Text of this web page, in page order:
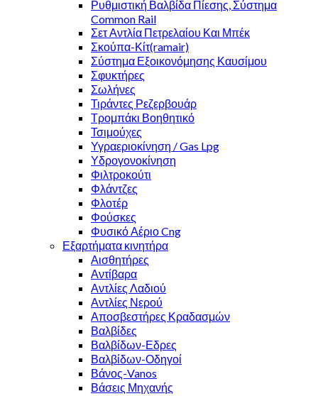
Ρυθμιστική Βαλβίδα Πίεσης, Σύστημα
Common Rail
Σετ Αντλία Πετρελαίου Και Μπέκ
Σκούπα-Κίτ(ramair)
Σύστημα Εξοικονόμησης Καυσίμου
Σφυκτήρες
Σωλήνες
Τιράντες Ρεζερβουάρ
Τρομπάκι Βοηθητικό
Τσιμούχες
Υγραεριοκίνηση / Gas Lpg
Υδρογονοκίνηση
Φιλτροκούτι
Φλάντζες
Φλοτέρ
Φούσκες
Φυσικό Αέριο Cng
Εξαρτήματα κινητήρα
Αισθητήρες
Αντίβαρα
Αντλίες Λαδιού
Αντλίες Νερού
Αποσβεστήρες Κραδασμών
Βαλβίδες
Βαλβίδων-Εδρες
Βαλβίδων-Οδηγοί
Βάνος-Vanos
Βάσεις Μηχανής